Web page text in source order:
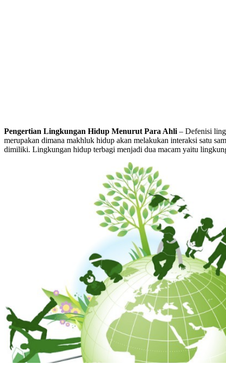
Pengertian Lingkungan Hidup Menurut Para Ahli – Defenisi
merupakan dimana makhluk hidup akan melakukan interaksi satu
dimiliki. Lingkungan hidup terbagi menjadi dua macam yaitu